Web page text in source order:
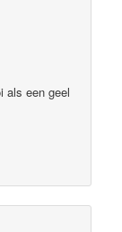
als een geel